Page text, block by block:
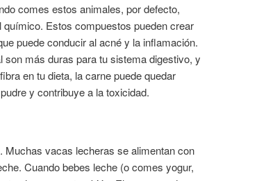
comes estos animales, por defecto,
Estos compuestos pueden crear
puede conducir al acné y la inflamación.
más duras para tu sistema digestivo, y
en tu dieta, la carne puede quedar
y contribuye a la toxicidad.
vacas lecheras se alimentan con
Cuando bebes leche (o comes yogur,